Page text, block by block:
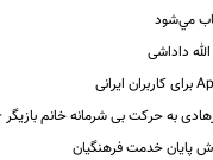
مي‌شود
داداشی
به حرکت بی شرمانه خانم